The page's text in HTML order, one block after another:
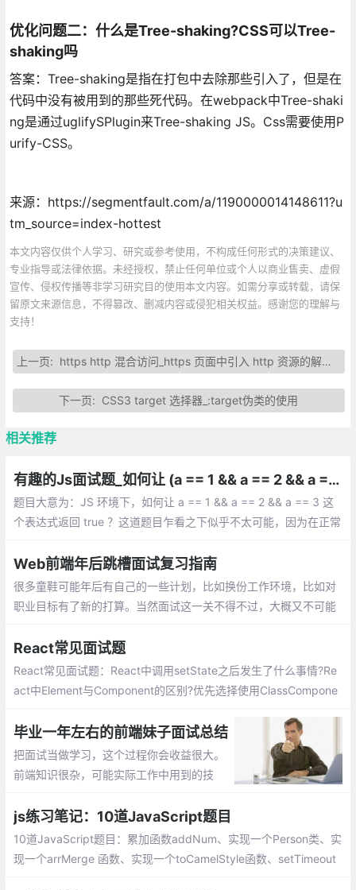
优化问题二：什么是Tree-shaking?CSS可以Tree-
shaking吗
答案：Tree-shaking是指在打包中去除那些引入了，但是在
代码中没有被用到的那些死代码。在webpack中Tree-shaki
ng是通过uglifySPlugin来Tree-shaking JS。Css需要使用P
urify-CSS。
来源：https://segmentfault.com/a/1190000014148611?u
tm_source=index-hottest
本文内容仅供个人学习、研究或参考使用，不构成任何形式的决策建议、
专业指导或法律依据。未经授权，禁止任何单位或个人以商业售卖、虚假
宣传、侵权传播等非学习研究目的使用本文内容。如需分享或转载，请保
留原文来源信息，不得篡改、删减内容或侵犯相关权益。感谢您的理解与
支持！
上一页: https http 混合访问_https 页面中引入 http 资源的解决方式
下一页: CSS3 target 选择器_:target伪类的使用
相关推荐
有趣的Js面试题_如何让 (a == 1 && a == 2 && a == 3) 返回 true
题目大意为：JS 环境下，如何让 a == 1 && a == 2 && a == 3 这
个表达式返回 true ？这道题目乍看之下似乎不太可能，因为在正常
变化的。
Web前端年后跳槽面试复习指南
很多童鞋可能年后有自己的一些计划，比如换份工作环境，比如对
职业目标有了新的打算。当然面试这一关不得不过，大概又不可能
React常见面试题
React常见面试题：React中调用setState之后发生了什么事情?Re
act中Element与Component的区别?优先选择使用ClassCompone
么?React中keys的作用是什么?
毕业一年左右的前端妹子面试总结
把面试当做学习，这个过程你会收益很大。
前端知识很杂，可能实际工作中用到的技
最近也在看React啦，Vue和React都对比着
再学习
js练习笔记：10道JavaScript题目
10道JavaScript题目：累加函数addNum、实现一个Person类、实
现一个arrMerge 函数、实现一个toCamelStyle函数、setTimeout